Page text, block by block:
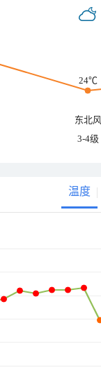
24℃
东北风
3-4级
温度